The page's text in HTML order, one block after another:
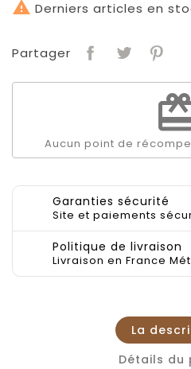
 Derniers articles en
Partager
Aucun point de
Garanties sécurité
Site et paiements
Politique de livraison
Livraison en France
La
Détails du